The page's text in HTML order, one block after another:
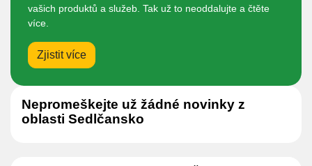
vašich produktů a služeb. Tak už to neoddalujte a čtěte
více.
Zjistit více
Nepromeškejte už žádné novinky z
oblasti Sedlčansko